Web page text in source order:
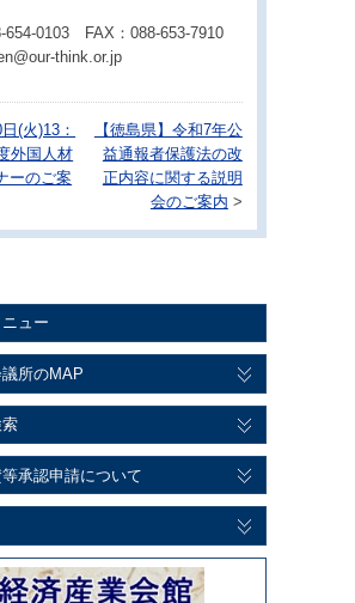
654-0103 FAX：088-653-7910
think.or.jp
日(火)13：
外国人材
ーのご案
【徳島県】令和7年公
益通報者保護法の改
正内容に関する説明
会のご案内 >
ュー
所のMAP
承認申請について